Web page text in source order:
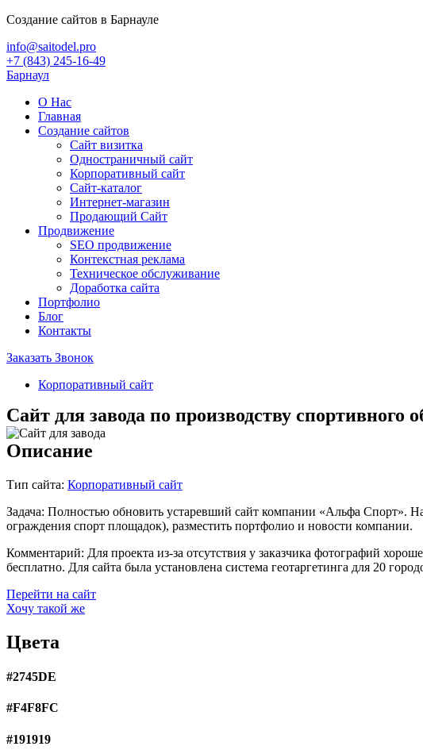
Создание сайтов в Барнауле
info@saitodel.pro
+7 (843) 245-16-49
Барнаул
О Нас
Главная
Создание сайтов
Сайт визитка
Одностраничный сайт
Корпоративный сайт
Сайт-каталог
Интернет-магазин
Продающий Сайт
Продвижение
SEO продвижение
Контекстная реклама
Техническое обслуживание
Доработка сайта
Портфолио
Блог
Контакты
Заказать Звонок
Корпоративный сайт
Сайт для завода по производству спортивного
Описание
Тип сайта: Корпоративный сайт
Задача: Полностью обновить устаревший сайт компании «Альфа Спорт».
ограждения спорт площадок), разместить портфолио и новости компании.
Комментарий: Для проекта из-за отсутствия у заказчика фотографий
бесплатно. Для сайта была установлена система геотаргетинга для 20
Перейти на сайт
Хочу такой же
Цвета
#2745DE
#F4F8FC
#191919